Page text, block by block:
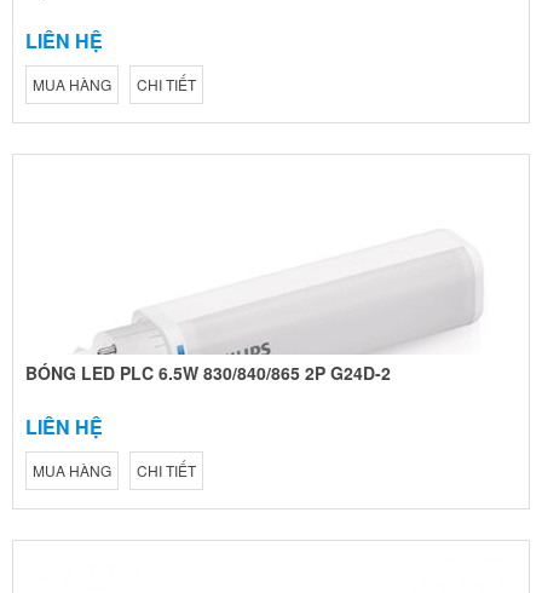
LIÊN HỆ
MUA HÀNG CHI TIẾT
BÓNG LED PLC 6.5W 830/840/865 2P G24D-2
LIÊN HỆ
MUA HÀNG CHI TIẾT